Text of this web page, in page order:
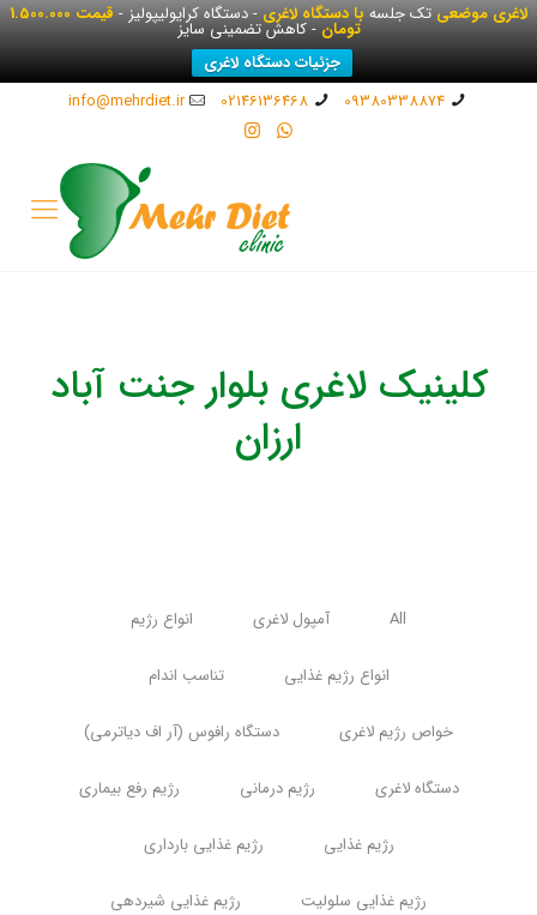
لاغری موضعیتک جلسهبا دستگاه لاغری- دستگاه کرایولیپولیز - قیمت 1.500.000
تومان- کاهش تضمینی سایز
جزئیات دستگاه لاغری
09380338874
02146136468
info@mehrdiet.ir
کلینیک لاغری بلوار جنت آباد
ارزان
All آمپول لاغری انواع رژیم
انواع رژیم غذایی تناسب اندام
خواص رژیم لاغری دستگاه رافوس (آر اف دیاترمی)
دستگاه لاغری رژیم درمانی رژیم رفع بیماری
رژیم غذایی رژیم غذایی بارداری
رژیم غذایی سلولیت رژیم غذایی شیردهی